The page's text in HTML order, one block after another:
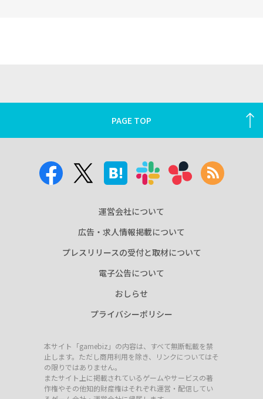
PAGE TOP
運営会社について
広告・求人情報掲載について
プレスリリースの受付と取材について
電子公告について
おしらせ
プライバシーポリシー
本サイト「gamebiz」の内容は、すべて無断転載を禁
止します。ただし商用利用を除き、リンクについてはそ
の限りではありません。
またサイト上に掲載されているゲームやサービスの著
作権やその他知的財産権はそれぞれ運営・配信してい